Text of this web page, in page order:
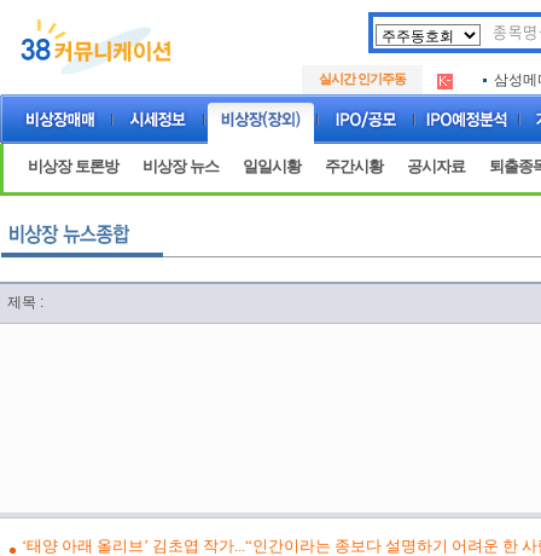
실시간 인기주동
.
아크로
삼성메
.
아크로
.
아하
비상장 토론방 비상장 뉴스 일일시황 주간시황 공시자료 퇴출종
제목 :
‘태양 아래 올리브’ 김초엽 작가...“인간이라는 종보다 설명하기 어려운 한